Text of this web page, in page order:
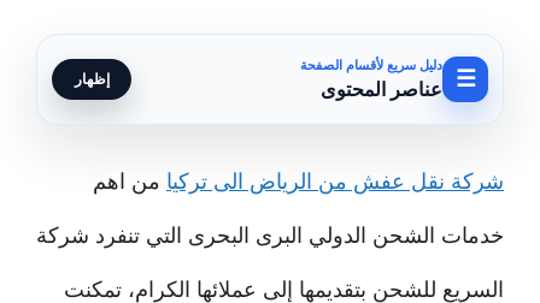
☰
دليل سريع لأقسام الصفحة
عناصر المحتوى
إظهار
شركة نقل عفش من الرياض الى تركيا من اهم
خدمات الشحن الدولي البرى البحرى التي تنفرد شركة
السريع للشحن بتقديمها إلى عملائها الكرام، تمكنت